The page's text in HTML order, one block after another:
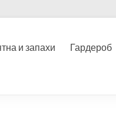
и запахи Гардероб